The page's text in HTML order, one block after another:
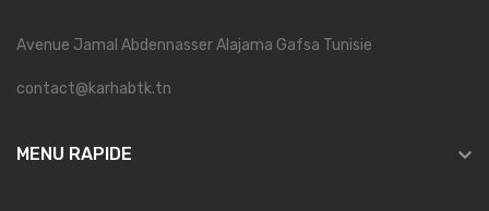
Avenue Jamal Abdennasser Alajama Gafsa Tunisie
contact@karhabtk.tn
MENU RAPIDE 